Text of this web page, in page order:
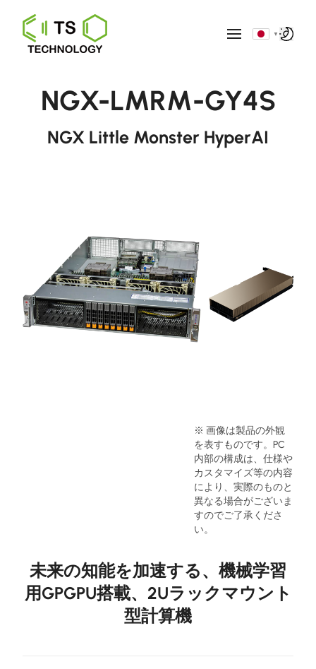
▼
NGX-LMRM-GY4S
NGX Little Monster HyperAI
※ 画像は製品の外観
を表すものです。PC
内部の構成は、仕様や
カスタマイズ等の内容
により、実際のものと
異なる場合がございま
すのでご了承くださ
い。
未来の知能を加速する、機械学習
用GPGPU搭載、2Uラックマウント
型計算機